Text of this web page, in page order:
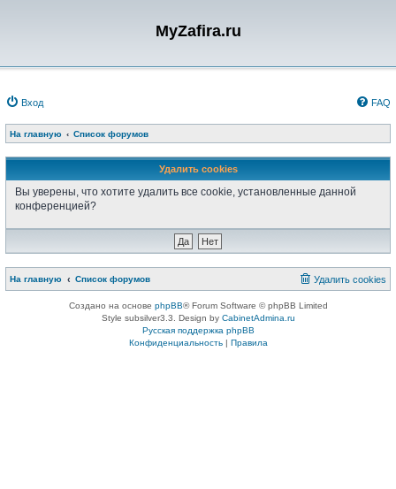
MyZafira.ru
Вход FAQ
На главную Список форумов
Удалить cookies
Вы уверены, что хотите удалить все cookie, установленные данной
конференцией?
На главную Список форумов Удалить cookies
Создано на основе phpBB® Forum Software © phpBB Limited
Style subsilver3.3. Design by CabinetAdmina.ru
Русская поддержка phpBB
Конфиденциальность| Правила